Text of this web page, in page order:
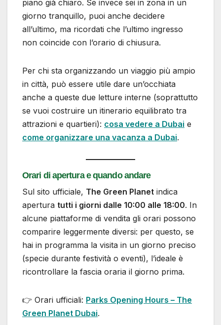
piano già chiaro. Se invece sei in zona in un
giorno tranquillo, puoi anche decidere
all’ultimo, ma ricordati che l’ultimo ingresso
non coincide con l’orario di chiusura.
Per chi sta organizzando un viaggio più ampio
in città, può essere utile dare un’occhiata
anche a queste due letture interne (soprattutto
se vuoi costruire un itinerario equilibrato tra
attrazioni e quartieri): cosa vedere a Dubai e
come organizzare una vacanza a Dubai.
Orari di apertura e quando andare
Sul sito ufficiale, The Green Planet indica
apertura tutti i giorni dalle 10:00 alle 18:00. In
alcune piattaforme di vendita gli orari possono
comparire leggermente diversi: per questo, se
hai in programma la visita in un giorno preciso
(specie durante festività o eventi), l’ideale è
ricontrollare la fascia oraria il giorno prima.
👉 Orari ufficiali: Parks Opening Hours – The
Green Planet Dubai.